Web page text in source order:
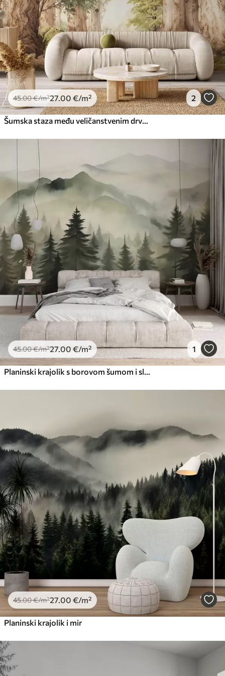
Premium vinil
66.6740.00€/m²
Peel and Stick
81.6749.00 /m²
45.00€/m²27 .00 €/m² 2
45.00€/m²27 .00 €/m² 1
45.00€/m²27 .00 €/m²
Planinski krajolik i mir